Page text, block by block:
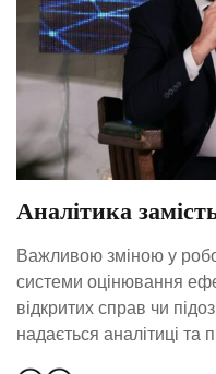
Аналітика
Важливою зміною у
системи оцінювання
відкритих справ чи
надається аналітиці та